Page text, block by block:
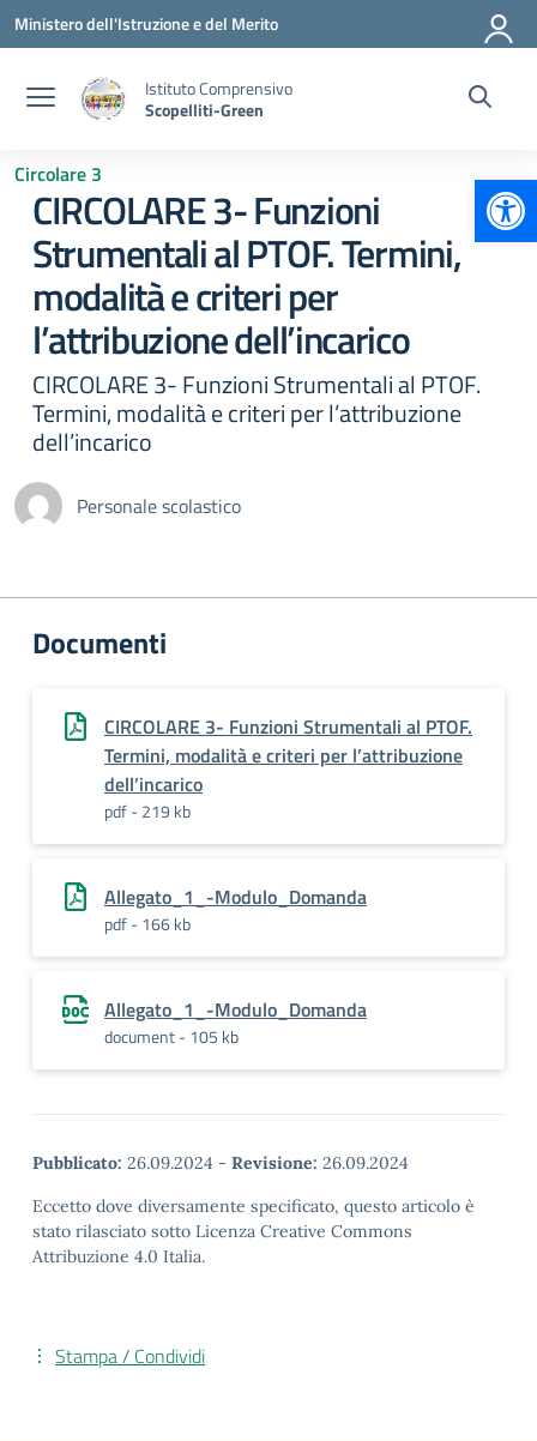
Vai ai contenuti
Vai al menu di navigazione
Vai al footer
Ministero dell'Istruzione e del Merito
Istituto Comprensivo
Scopelliti-Green
Circolare 3
CIRCOLARE 3- Funzioni
Strumentali al PTOF. Termini,
modalità e criteri per
l’attribuzione dell’incarico
CIRCOLARE 3- Funzioni Strumentali al PTOF.
Termini, modalità e criteri per l’attribuzione
dell’incarico
Personale scolastico
Documenti
CIRCOLARE 3- Funzioni Strumentali al PTOF.
Termini, modalità e criteri per l’attribuzione
dell’incarico
pdf - 219 kb
Allegato_1_-Modulo_Domanda
pdf - 166 kb
Allegato_1_-Modulo_Domanda
document - 105 kb
Pubblicato: 26.09.2024 - Revisione: 26.09.2024
Eccetto dove diversamente specificato, questo articolo è
stato rilasciato sotto Licenza Creative Commons
Attribuzione 4.0 Italia.
Stampa / Condividi